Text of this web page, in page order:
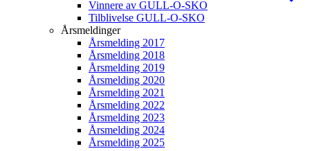
Vinnere av GULL-O-SKO
Tilblivelse GULL-O-SKO
Årsmeldinger
Årsmelding 2017
Årsmelding 2018
Årsmelding 2019
Årsmelding 2020
Årsmelding 2021
Årsmelding 2022
Årsmelding 2023
Årsmelding 2024
Årsmelding 2025